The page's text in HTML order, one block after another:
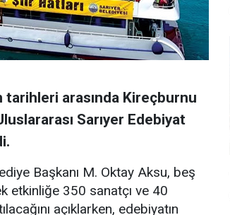
tarihleri arasında Kireçburnu
Sarıyer Edebiyat
Başkanı M. Oktay Aksu, beş
etkinliğe 350 sanatçı ve 40
açıklarken, edebiyatın